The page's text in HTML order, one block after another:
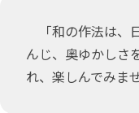
「和の作法は、
んじ、奥ゆかしさ
れ、楽しんでみま